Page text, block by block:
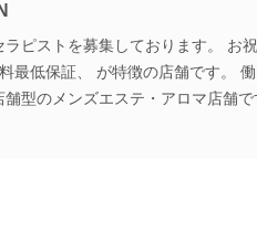
ピストを募集しております。 お
最低保証、 が特徴の店舗です。 働
型のメンズエステ・アロマ店舗で